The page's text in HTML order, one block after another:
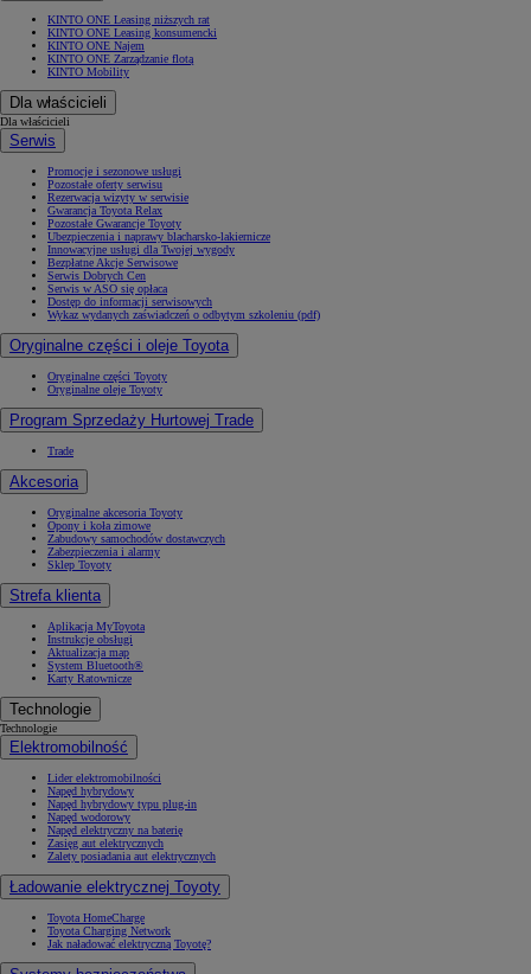
KINTO ONE Leasing niższych rat
KINTO ONE Leasing konsumencki
KINTO ONE Najem
KINTO ONE Zarządzanie flotą
KINTO Mobility
Dla właścicieli
Dla właścicieli
Serwis
Promocje i sezonowe usługi
Pozostałe oferty serwisu
Rezerwacja wizyty w serwisie
Gwarancja Toyota Relax
Pozostałe Gwarancje Toyoty
Ubezpieczenia i naprawy blacharsko-lakiernicze
Innowacyjne usługi dla Twojej wygody
Bezpłatne Akcje Serwisowe
Serwis Dobrych Cen
Serwis w ASO się opłaca
Dostęp do informacji serwisowych
Wykaz wydanych zaświadczeń o odbytym szkoleniu (pdf)
Oryginalne części i oleje Toyota
Oryginalne części Toyoty
Oryginalne oleje Toyoty
Program Sprzedaży Hurtowej Trade
Trade
Akcesoria
Oryginalne akcesoria Toyoty
Opony i koła zimowe
Zabudowy samochodów dostawczych
Zabezpieczenia i alarmy
Sklep Toyoty
Strefa klienta
Aplikacja MyToyota
Instrukcje obsługi
Aktualizacja map
System Bluetooth®
Karty Ratownicze
Technologie
Technologie
Elektromobilność
Lider elektromobilności
Napęd hybrydowy
Napęd hybrydowy typu plug-in
Napęd wodorowy
Napęd elektryczny na baterię
Zasięg aut elektrycznych
Zalety posiadania aut elektrycznych
Ładowanie elektrycznej Toyoty
Toyota HomeCharge
Toyota Charging Network
Jak naładować elektryczną Toyotę?